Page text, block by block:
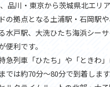
ートステーション
レ
エア土浦
りんりんロード利活用推進協
ッズ
角観光圏」との観光友好交流
品川・東京から茨城県北エリ
の拠点となる土浦駅・石岡駅
水戸駅、大洗ひたち海浜シー
便利です。
急列車「ひたち」や「ときわ
では約70分～80分で到着します